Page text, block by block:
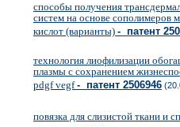
способы получения
систем на основе сополимеров
кислот (варианты) - патент
технология лиофилизации
плазмы с сохранением
pdgf vegf- патент 2506946
повязка для слизистой ткани и